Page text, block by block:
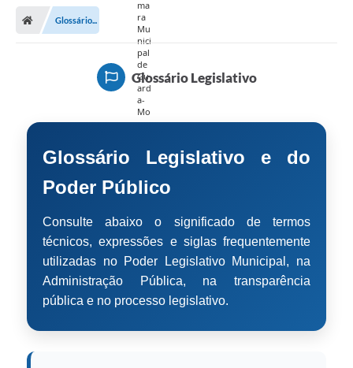
Glossário...
Glossário Legislativo
Glossário Legislativo e do
Poder Público
Consulte abaixo o significado de termos
técnicos, expressões e siglas frequentemente
utilizadas no Poder Legislativo Municipal, na
Administração Pública, na transparência
pública e no processo legislativo.